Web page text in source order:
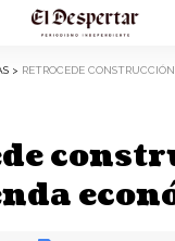
> RETROCEDE CONSTRUCCIÓN